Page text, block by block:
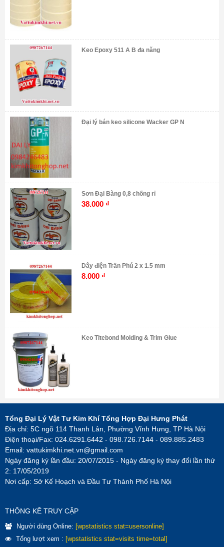
Keo Epoxy 511 A B đa năng
Đại lý bán keo silicone Wacker GP N
Sơn Đại Bàng 0,8 chống rỉ
38.000 ₫
Dây điện Trần Phú 2 x 1.5 mm
8.000 ₫
Keo Titebond Molding & Trim Glue
Tổng Đại Lý Vật Tư Kim Khí Tổng Hợp Đại Hưng Phát
Địa chỉ: 5C ngõ 114 Thanh Lân, Phường Vĩnh Hưng, TP Hà Nội
Điện thoại/Fax: 024.6291.6442 - 098.726.7144 - 089.885.2483
Email: vattukimkhi.net.vn@gmail.com
Ngày đăng ký lần đầu: 20/07/2015 - Ngày đăng ký thay đổi lần thứ
2: 17/05/2019
Nơi cấp: Sở Kế Hoạch và Đầu Tư Thành Phố Hà Nội
THÔNG KÊ TRUY CẬP
Người dùng Online: [wpstatistics stat=usersonline]
Tổng lượt xem : [wpstatistics stat=visits time=total]